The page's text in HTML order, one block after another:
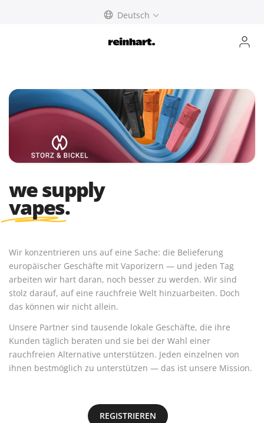
Deutsch
we supply
vapes.
Wir konzentrieren uns auf eine Sache: die Belieferung
europäischer Geschäfte mit Vaporizern — und jeden Tag
arbeiten wir hart daran, noch besser zu werden. Wir sind
stolz darauf, auf eine rauchfreie Welt hinzuarbeiten. Doch
das können wir nicht allein.
Unsere Partner sind tausende lokale Geschäfte, die ihre
Kunden täglich beraten und sie bei der Wahl einer
rauchfreien Alternative unterstützen. Jeden einzelnen von
ihnen bestmöglich zu unterstützen — das ist unsere Mission.
REGISTRIEREN